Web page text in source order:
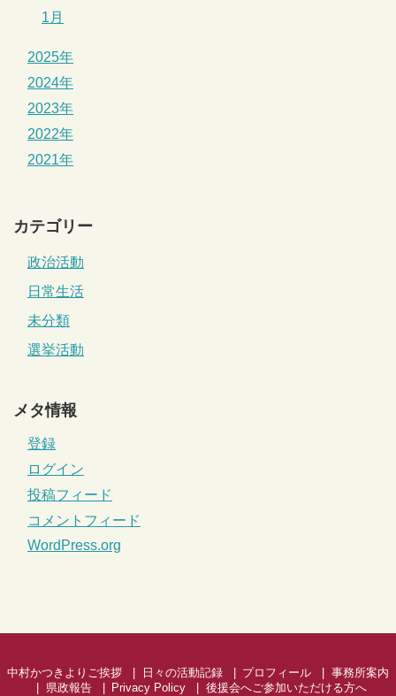
1月
2025年
2024年
2023年
2022年
2021年
カテゴリー
政治活動
日常生活
未分類
選挙活動
メタ情報
登録
ログイン
投稿フィード
コメントフィード
WordPress.org
中村かつきよりご挨拶 日々の活動記録 プロフィール
事務所案内
県政報告
Privacy Policy 後援会へご参加いただける方へ